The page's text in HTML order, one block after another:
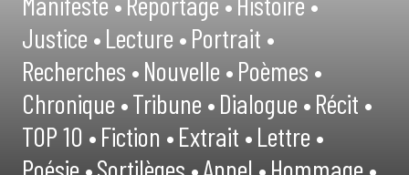
Justice •Lecture •Portrait •
Recherches •Nouvelle •Poèmes •
Chronique •Tribune •Dialogue •Récit •
TOP 10 •Fiction •Extrait •Lettre •